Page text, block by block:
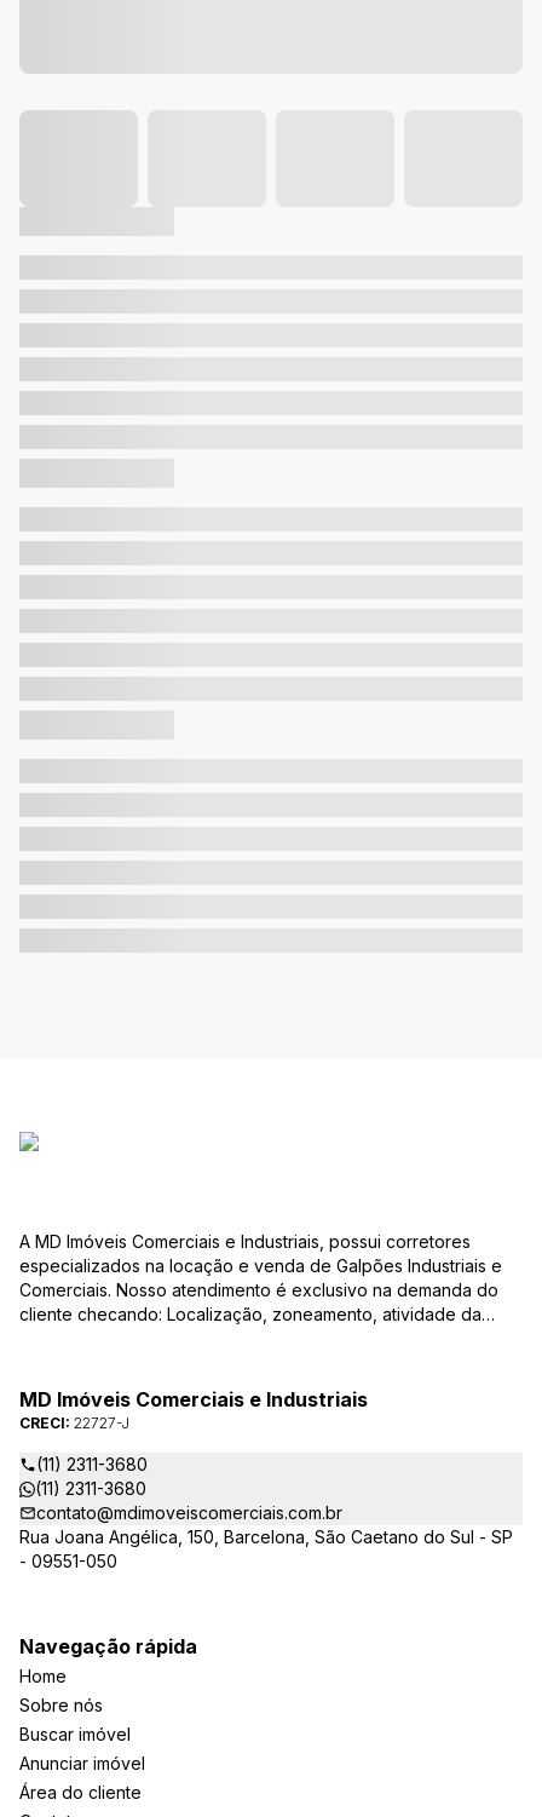
A MD Imóveis Comerciais e Industriais, possui corretores
especializados na locação e venda de Galpões Industriais e
Comerciais. Nosso atendimento é exclusivo na demanda do
cliente checando: Localização, zoneamento, atividade da
atender de verdade a sua necessidade!
MD Imóveis Comerciais e Industriais
CRECI: 22727-J
(11) 2311-3680
(11) 2311-3680
contato@mdimoveiscomerciais.com.br
Rua Joana Angélica, 150, Barcelona, São Caetano do Sul - SP
- 09551-050
Navegação rápida
Home
Sobre nós
Buscar imóvel
Anunciar imóvel
Área do cliente